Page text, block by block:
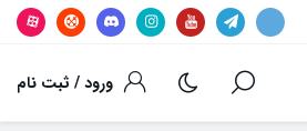
ورود / ثبت نام